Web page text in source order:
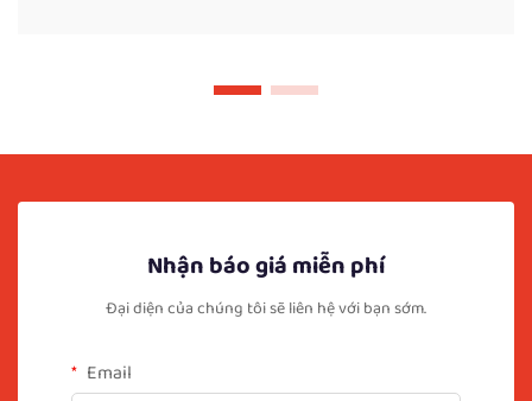
Nhận báo giá miễn phí
Đại diện của chúng tôi sẽ liên hệ với bạn sớm.
Email